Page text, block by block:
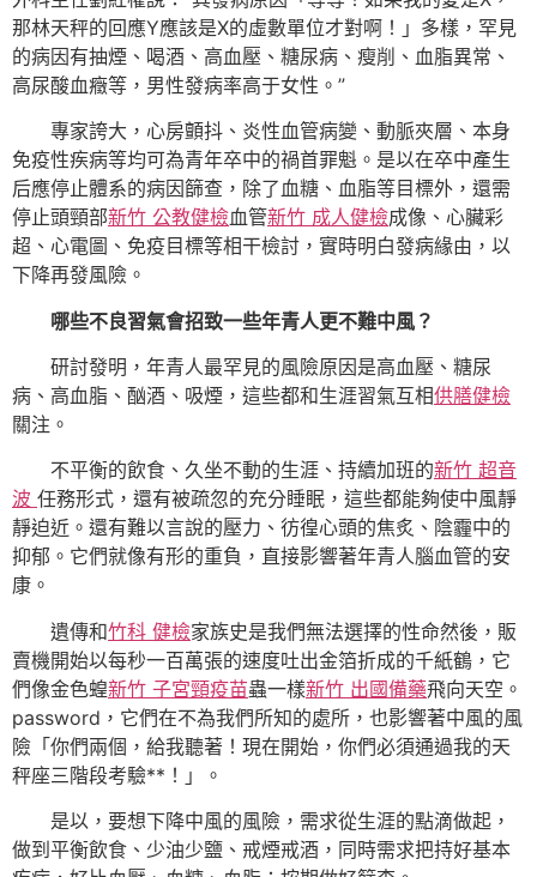
那林天秤的回應Y應該是X的虛數單位才對啊！」多樣，罕見
的病因有抽煙、喝酒、高血壓、糖尿病、瘦削、血脂異常、
高尿酸血癥等，男性發病率高于女性。”
專家誇大，心房顫抖、炎性血管病變、動脈夾層、本身
免疫性疾病等均可為青年卒中的禍首罪魁。是以在卒中產生
后應停止體系的病因篩查，除了血糖、血脂等目標外，還需
停止頭頸部新竹 公教健檢血管新竹 成人健檢成像、心臟彩
超、心電圖、免疫目標等相干檢討，實時明白發病緣由，以
下降再發風險。
哪些不良習氣會招致一些年青人更不難中風？
研討發明，年青人最罕見的風險原因是高血壓、糖尿
病、高血脂、酗酒、吸煙，這些都和生涯習氣互相供膳健檢
關注。
不平衡的飲食、久坐不動的生涯、持續加班的新竹 超音
波 任務形式，還有被疏忽的充分睡眠，這些都能夠使中風靜
靜迫近。還有難以言說的壓力、彷徨心頭的焦炙、陰霾中的
抑郁。它們就像有形的重負，直接影響著年青人腦血管的安
康。
遺傳和竹科 健檢家族史是我們無法選擇的性命然後，販
賣機開始以每秒一百萬張的速度吐出金箔折成的千紙鶴，它
們像金色蝗新竹 子宮頸疫苗蟲一樣新竹 出國備藥飛向天空。
password，它們在不為我們所知的處所，也影響著中風的風
險「你們兩個，給我聽著！現在開始，你們必須通過我的天
秤座三階段考驗**！」。
是以，要想下降中風的風險，需求從生涯的點滴做起，
做到平衡飲食、少油少鹽、戒煙戒酒，同時需求把持好基本